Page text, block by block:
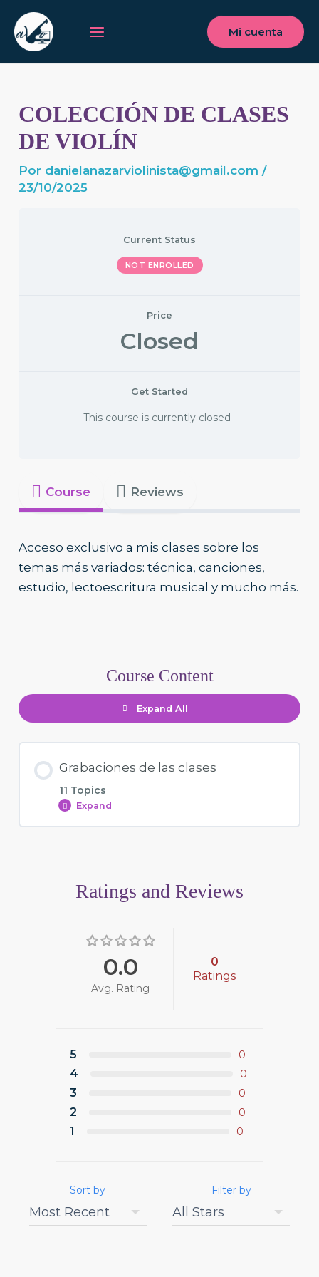
contenido
Mi cuenta
COLECCIÓN DE CLASES
DE VIOLÍN
Por danielanazarviolinista@gmail.com/
23/10/2025
Current Status
NOT ENROLLED
Price
Closed
Get Started
This course is currently closed
Course Reviews
Acceso exclusivo a mis clases sobre los
temas más variados: técnica, canciones,
estudio, lectoescritura musical y mucho más.
Course Content
Expand All
Grabaciones de las clases
11 Topics
Expand
Ratings and Reviews
0.0
Avg. Rating
0
Ratings
5 0
4 0
3 0
2 0
1 0
Sort by Filter by